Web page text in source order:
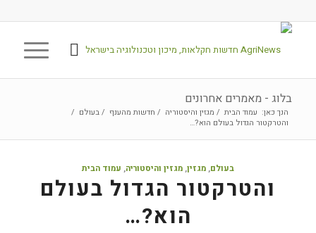
בלוג - מאמרים אחרונים
הנך כאן: עמוד הבית / מגזין והיסטוריה / חדשות מהענף / בעולם /
והטרקטור הגדול בעולם הוא?…
בעולם, מגזין, מגזין והיסטוריה, עמוד הבית
והטרקטור הגדול בעולם
הוא?…